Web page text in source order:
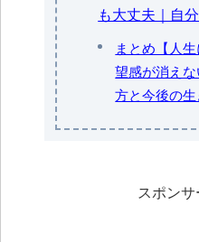
も大丈夫｜自
まとめ【人
望感が消え
方と今後の生
スポンサ